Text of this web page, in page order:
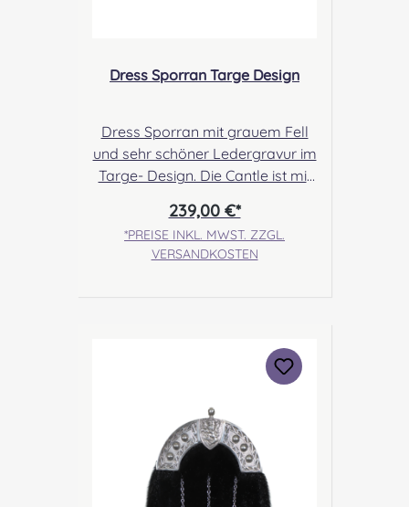
Dress Sporran Targe Design
Dress Sporran mit grauem Fell
und sehr schöner Ledergravur im
Targe- Design. Die Cantle ist mit
dezenter und dadurch sehr edel
wirkender Sporran. Angabe zur
Produktsicherheit Hersteller:
sales@morrison-sporrans.co.uk
& Zeh Easy Piping & Drumming
Gbr, Gabelsbergerstraße 27,
32425 Minden Kontakt:
kontakt@easypipinganddrummi
239,00 €*
*PREISE INKL. MWST. ZZGL.
VERSANDKOSTEN